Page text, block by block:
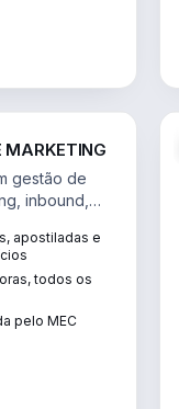
MARKETING
gestão de
inbound,
dados.
apostiladas e
todos os
pelo MEC